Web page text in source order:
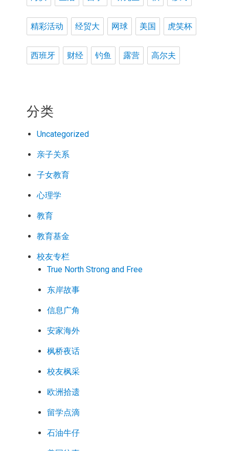
精彩活动 经贸大 网球 美国 虎笑杯
西班牙 财经 钓鱼 露营 高尔夫
分类
Uncategorized
亲子关系
子女教育
心理学
教育
教育基金
校友专栏
True North Strong and Free
东岸故事
信息广角
安家海外
枫桥夜话
校友枫采
欧洲拾遗
留学点滴
石油牛仔